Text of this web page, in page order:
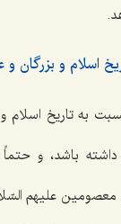
اسلام و بزرگان و
به تاریخ اسلام
باشد، و
علیهم